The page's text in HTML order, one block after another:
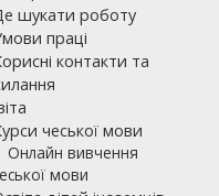
шукати роботу
праці
контакти та
чеської мови
Онлайн вивчення
мови